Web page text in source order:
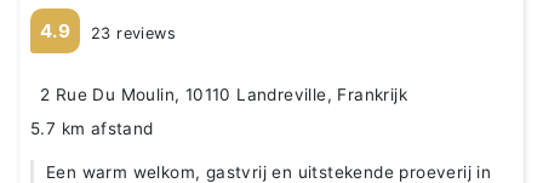
4.9 23 reviews
2 Rue Du Moulin, 10110 Landreville, Frankrijk
5.7 km afstand
Een warm welkom, gastvrij en uitstekende proeverij in